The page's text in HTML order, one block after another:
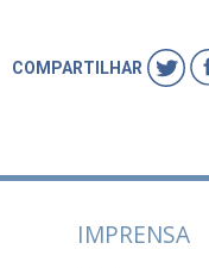
COMPARTILHAR
IMPRENSA